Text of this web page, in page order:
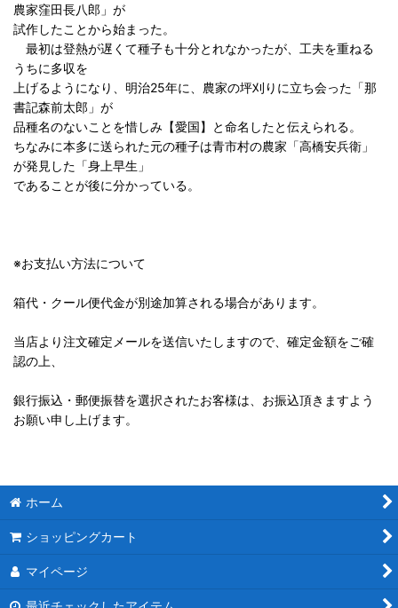
農家窪田長八郎」が
試作したことから始まった。
最初は登熱が遅くて種子も十分とれなかったが、工夫を重ねる
うちに多収を
上げるようになり、明治25年に、農家の坪刈りに立ち会った「那
書記森前太郎」が
品種名のないことを惜しみ【愛国】と命名したと伝えられる。
ちなみに本多に送られた元の種子は青市村の農家「高橋安兵衛」
が発見した「身上早生」
であることが後に分かっている。
※お支払い方法について
箱代・クール便代金が別途加算される場合があります。
当店より注文確定メールを送信いたしますので、確定金額をご確
認の上、
銀行振込・郵便振替を選択されたお客様は、お振込頂きますよう
お願い申し上げます。
ホーム
ショッピングカート
マイページ